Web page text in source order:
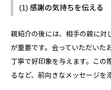
(1) 感謝の気持ちを伝える
親紹介の後には、相手の親に対
が重要です。会っていただいた
丁寧で好印象を与えます。この
るなど、前向きなメッセージを